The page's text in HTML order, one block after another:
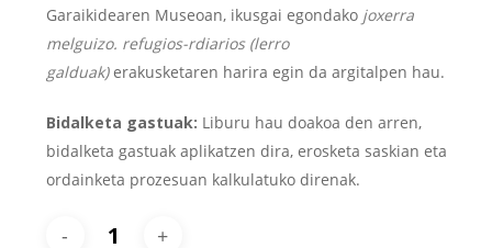
Garaikidearen Museoan, ikusgai egondako joxerra
melguizo. refugios-rdiarios (lerro
galduak)erakusketaren harira egin da argitalpen hau.
Bidalketa gastuak: Liburu hau doakoa den arren,
bidalketa gastuak aplikatzen dira, erosketa saskian eta
ordainketa prozesuan kalkulatuko direnak.